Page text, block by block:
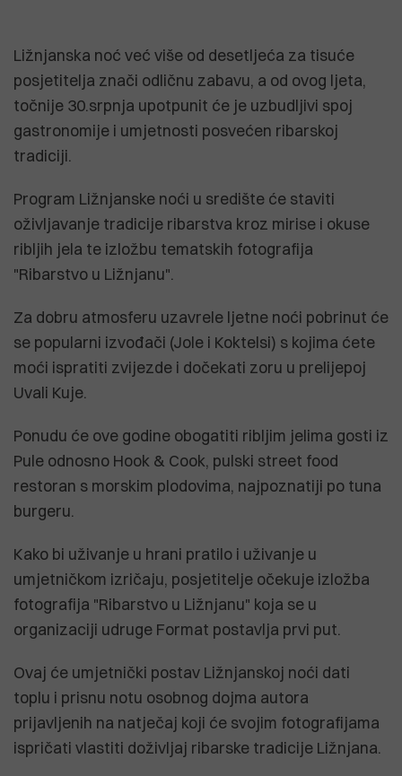
Ližnjanska noć već više od desetljeća za tisuće
posjetitelja znači odličnu zabavu, a od ovog ljeta,
točnije 30.srpnja upotpunit će je uzbudljivi spoj
gastronomije i umjetnosti posvećen ribarskoj
tradiciji.
Program Ližnjanske noći u središte će staviti
oživljavanje tradicije ribarstva kroz mirise i okuse
ribljih jela te izložbu tematskih fotografija
"Ribarstvo u Ližnjanu".
Za dobru atmosferu uzavrele ljetne noći pobrinut će
se popularni izvođači (Jole i Koktelsi) s kojima ćete
moći ispratiti zvijezde i dočekati zoru u prelijepoj
Uvali Kuje.
Ponudu će ove godine obogatiti ribljim jelima gosti iz
Pule odnosno Hook & Cook, pulski street food
restoran s morskim plodovima, najpoznatiji po tuna
burgeru.
Kako bi uživanje u hrani pratilo i uživanje u
umjetničkom izričaju, posjetitelje očekuje izložba
fotografija "Ribarstvo u Ližnjanu" koja se u
organizaciji udruge Format postavlja prvi put.
Ovaj će umjetnički postav Ližnjanskoj noći dati
toplu i prisnu notu osobnog dojma autora
prijavljenih na natječaj koji će svojim fotografijama
ispričati vlastiti doživljaj ribarske tradicije Ližnjana.